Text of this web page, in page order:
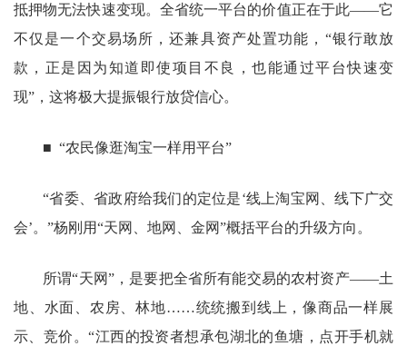
抵押物无法快速变现。全省统一平台的价值正在于此——它
不仅是一个交易场所，还兼具资产处置功能，“银行敢放
款，正是因为知道即使项目不良，也能通过平台快速变
现”，这将极大提振银行放贷信心。
■ “农民像逛淘宝一样用平台”
“省委、省政府给我们的定位是‘线上淘宝网、线下广交
会’。”杨刚用“天网、地网、金网”概括平台的升级方向。
所谓“天网”，是要把全省所有能交易的农村资产——土
地、水面、农房、林地……统统搬到线上，像商品一样展
示、竞价。“江西的投资者想承包湖北的鱼塘，点开手机就